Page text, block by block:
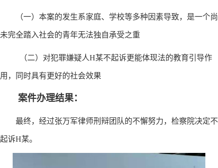
（一）本案的发生系家庭、学校等多种因素导致，是一个尚
未完全踏入社会的青年无法独自承受之重
（二）对犯罪嫌疑人H某不起诉更能体现法的教育引导作
用，同时具有更好的社会效果
案件办理结果：
最终，经过张万军律师刑辩团队的不懈努力，检察院决定不
起诉H某。